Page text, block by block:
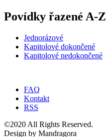
Povídky řazené A-Z
Jednorázové
Kapitolové dokončené
Kapitolové nedokončené
FAQ
Kontakt
RSS
©2020 All Rights Reserved.
Design by Mandragora